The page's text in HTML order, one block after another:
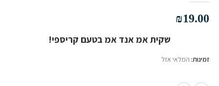
₪19.00
שקית אמ אנד אמ בטעם קריספי!
זמינות: המלאי אזל